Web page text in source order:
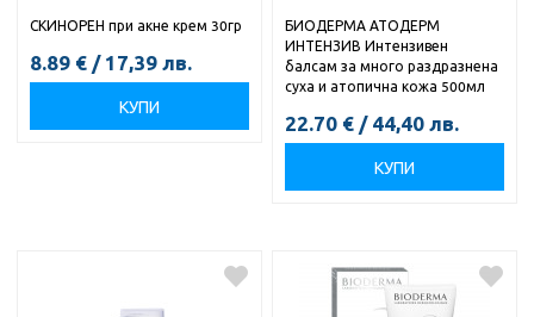
СКИНОРЕН при акне крем 30гр
8.89 € / 17,39 лв.
КУПИ
БИОДЕРМА АТОДЕРМ
ИНТЕНЗИВ Интензивен
балсам за много раздразнена
суха и атопична кожа 500мл
22.70 € / 44,40 лв.
КУПИ